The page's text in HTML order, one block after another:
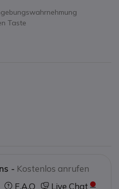
Taste
- Kostenlos anrufen
F.A.Q Live Chat